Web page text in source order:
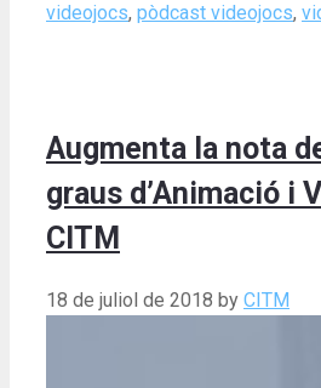
videojocs, pòdcast videojocs,
Augmenta la nota
graus d’Animació i
CITM
18 de juliol de 2018 by CITM